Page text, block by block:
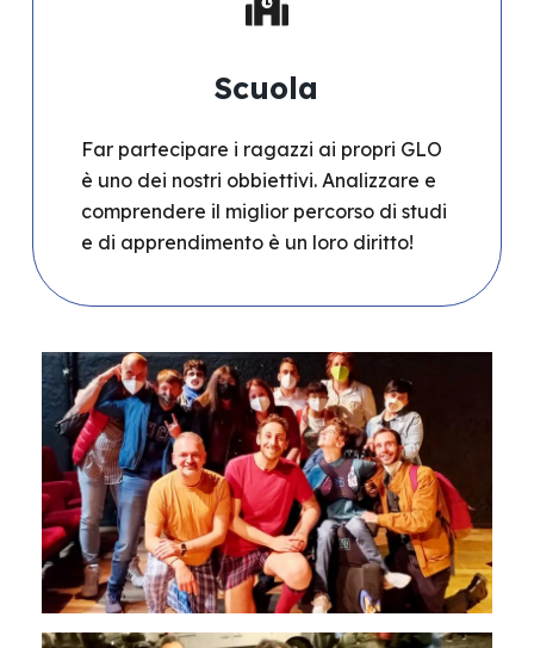
Scuola
Far partecipare i ragazzi ai propri GLO
è uno dei nostri obbiettivi. Analizzare e
comprendere il miglior percorso di studi
e di apprendimento è un loro diritto!